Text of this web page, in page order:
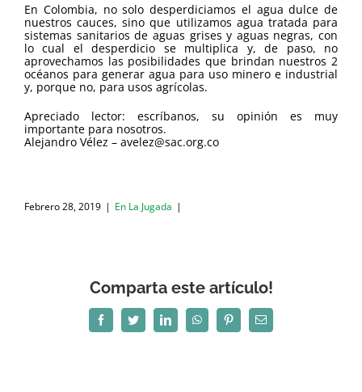
En Colombia, no solo desperdiciamos el agua dulce de
nuestros cauces, sino que utilizamos agua tratada para
sistemas sanitarios de aguas grises y aguas negras, con
lo cual el desperdicio se multiplica y, de paso, no
aprovechamos las posibilidades que brindan nuestros 2
océanos para generar agua para uso minero e industrial
y, porque no, para usos agrícolas.
Apreciado lector: escríbanos, su opinión es muy
importante para nosotros.
Alejandro Vélez – avelez@sac.org.co
Febrero 28, 2019 | En La Jugada |
Comparta este artículo!
FacebookTwitterLinkedInWhatsAppPinterestCorreo
electrónico